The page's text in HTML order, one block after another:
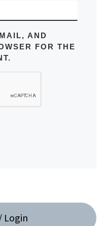
AND
FOR THE
Login